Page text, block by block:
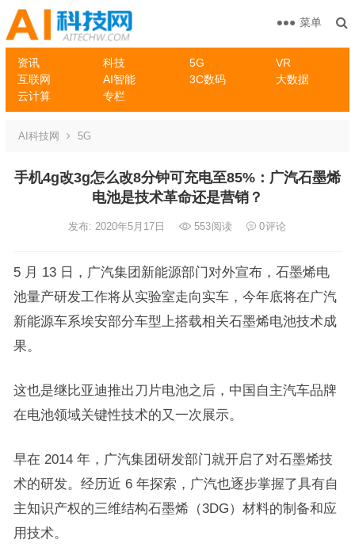
资讯 科技 5G
VR
互联网
AI智能 3C数码
大数据
云计算
专栏
菜单
AI科技网 5G
手机4g改3g怎么改8分钟可充电至85%：广汽石墨烯
电池是技术革命还是营销？
发布: 2020年5月17日 553阅读 0评论
5 月 13 日，广汽集团新能源部门对外宣布，石墨烯电
池量产研发工作将从实验室走向实车，今年底将在广汽
新能源车系埃安部分车型上搭载相关石墨烯电池技术成
果。
这也是继比亚迪推出刀片电池之后，中国自主汽车品牌
在电池领域关键性技术的又一次展示。
早在 2014 年，广汽集团研发部门就开启了对石墨烯技
术的研发。经历近 6 年探索，广汽也逐步掌握了具有自
主知识产权的三维结构石墨烯（3DG）材料的制备和应
用技术。